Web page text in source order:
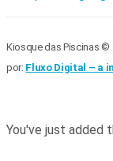
Kiosque das Piscinas ©
por: Fluxo Digital – a
You've just added